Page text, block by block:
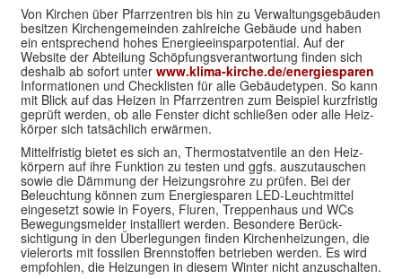
Von Kirchen über Pfarr­zentren bis hin zu Verwaltungs­gebäuden
besitzen Kirchen­gemeinden zahlreiche Gebäude und haben
ein ent­sprechend hohes Energie­einspar­potential. Auf der
Website der Abteilung Schöpfungs­verant­wortung finden sich
deshalb ab sofort unter www.klima-kirche.de/energiesparen
Informationen und Checklisten für alle Gebäude­typen. So kann
mit Blick auf das Heizen in Pfarr­zentren zum Beispiel kurz­fristig
geprüft werden, ob alle Fenster dicht schließen oder alle Heiz­
körper sich tat­sächlich erwärmen.
Mittel­fristig bietet es sich an, Thermo­stat­ventile an den Heiz­
körpern auf ihre Funktion zu testen und ggfs. auszu­tauschen
sowie die Dämmung der Heizungs­rohre zu prüfen. Bei der
Beleuchtung können zum Energie­sparen LED-Leucht­mittel
eingesetzt sowie in Foyers, Fluren, Treppen­haus und WCs
Bewegungs­melder insta­lliert werden. Besondere Berück­
sichtigung in den Über­legungen finden Kirchen­heizungen, die
vieler­orts mit fossilen Brenn­stoffen be­trieben werden. Es wird
empfohlen, die Heizungen in diesem Winter nicht anzuschalten.